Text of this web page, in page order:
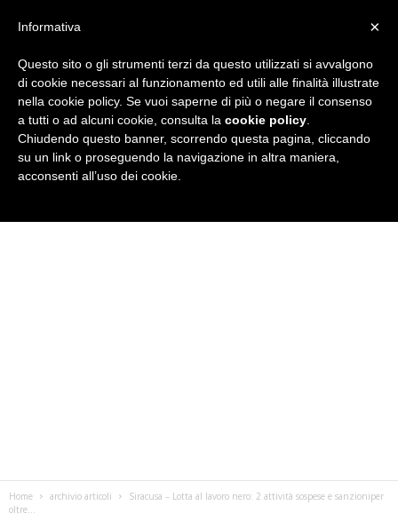
i
Home archivio articoli
Siracusa – Lotta al lavoro nero: 2 attività sospese e sanzioniper
oltre...
×
Informativa
Questo sito o gli strumenti terzi da questo utilizzati si avvalgono
di cookie necessari al funzionamento ed utili alle finalità illustrate
nella cookie policy. Se vuoi saperne di più o negare il consenso
a tutti o ad alcuni cookie, consulta la cookie policy
Chiudendo questo banner, scorrendo questa pagina, cliccando
su un link o proseguendo la navigazione in altra maniera,
acconsenti all’uso dei cookie.